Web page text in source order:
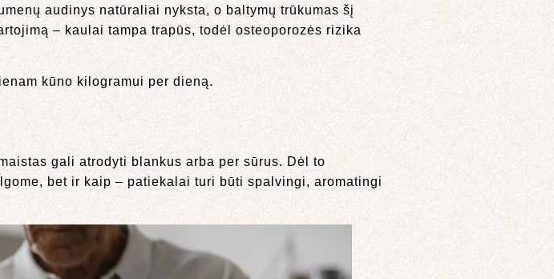
audinys natūraliai nyksta, o baltymų trūkumas šį
– kaulai tampa trapūs, todėl osteoporozės rizika
kūno kilogramui per dieną.
gali atrodyti blankus arba per sūrus. Dėl to
bet ir kaip – patiekalai turi būti spalvingi, aromatingi